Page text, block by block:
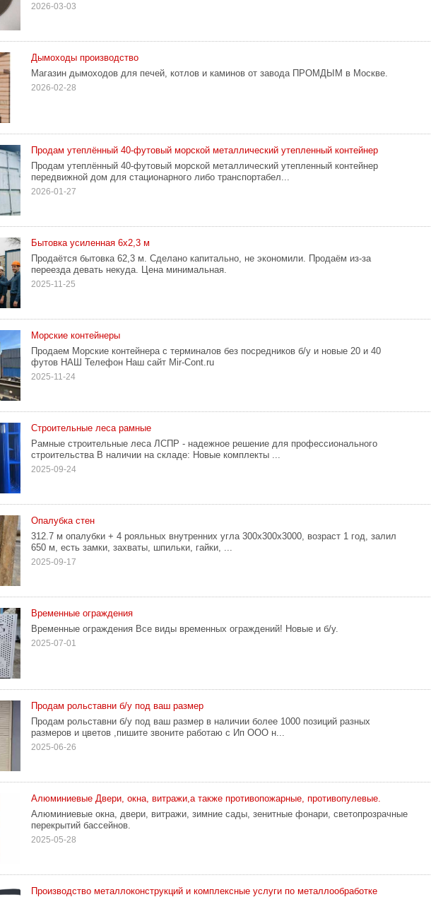
2026-03-03
Дымоходы производство
Магазин дымоходов для печей, котлов и каминов от завода ПРОМДЫМ в Москве.
2026-02-28
Продам утеплённый 40-футовый мopcкой металлический утепленный контейнер
Продам утеплённый 40-футовый мopcкой металлический утепленный контейнер
передвижной дом для стационарного либо транспортабел...
2026-01-27
Бытовка усиленная 6х2,3 м
Продаётся бытовка 62,3 м. Сделано капитально, не экономили. Продаём из-за
переезда девать некуда. Цена минимальная.
2025-11-25
Морские контейнеры
Продаем Морские контейнера с терминалов без посредников б/у и новые 20 и 40
футов НАШ Телефон Наш сайт Mir-Cont.ru
2025-11-24
Строительные леса рамные
Рамные строительные леса ЛСПР - надежное решение для профессионального
строительства В наличии на складе: Новые комплекты ...
2025-09-24
Опалубка стен
312.7 м опалубки + 4 рояльных внутренних угла 300х300х3000, возраст 1 год, залил
650 м, есть замки, захваты, шпильки, гайки, ...
2025-09-17
Временные ограждения
Временные ограждения Все виды временных ограждений! Новые и б/у.
2025-07-01
Продам рольставни б/у под ваш размер
Продам рольставни б/у под ваш размер в наличии более 1000 позиций разных
размеров и цветов ,пишите звоните работаю с Ип ООО н...
2025-06-26
Алюминиевые Двери, окна, витражи,а также противопожарные, противопулевые.
Алюминиевые окна, двери, витражи, зимние сады, зенитные фонари, светопрозрачные
перекрытий бассейнов.
2025-05-28
Производство металлоконструкций и комплексные услуги по металлообработке